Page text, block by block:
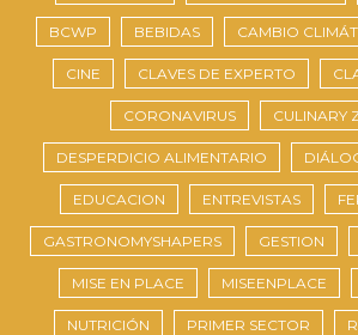
BCWP BEBIDAS CAMBIO
CINE CLAVES DE EXPERTO
CORONAVIRUS CULINARY
DESPERDICIO ALIMENTARIO
EDUCACION ENTREVISTAS
GASTRONOMYSHAPERS GESTION
MISE EN PLACE MISEENPLACE
NUTRICIÓN PRIMER SECTOR